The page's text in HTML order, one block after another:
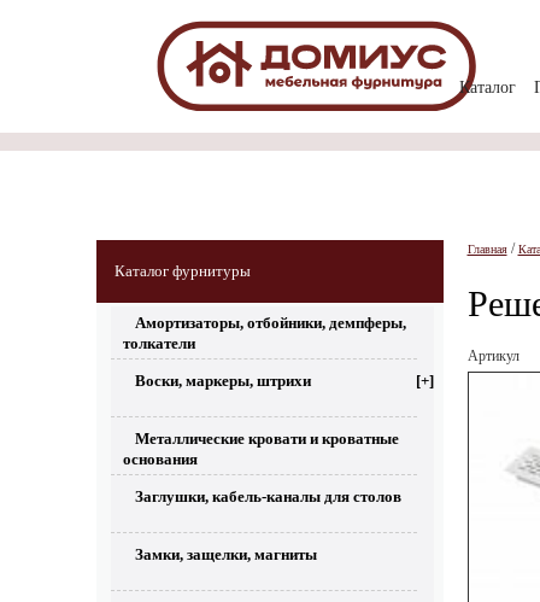
Каталог
Каталог фурнитуры
Амортизаторы, отбойники, демпферы,
толкатели
Воски, маркеры, штрихи [+]
Металлические кровати и кроватные
основания
Заглушки, кабель-каналы для столов
Замки, защелки, магниты
Главная/
Артикул